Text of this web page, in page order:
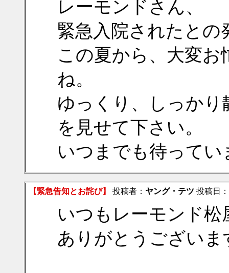
レーモンドさん、
緊急入院されたと
この夏から、大変
ね。
ゆっくり、しっか
を見せて下さい。
いつまでも待ってい
【緊急告知とお詫び】 投稿者： ヤング・テツ 投稿日
いつもレーモンド
ありがとうございま